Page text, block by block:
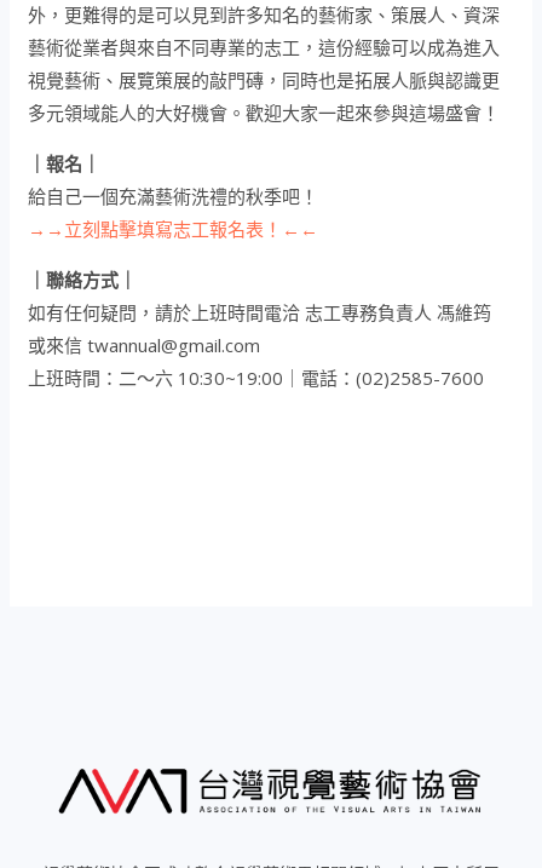
外，更難得的是可以見到許多知名的藝術家、策展人、資深
藝術從業者與來自不同專業的志工，這份經驗可以成為進入
視覺藝術、展覽策展的敲門磚，同時也是拓展人脈與認識更
多元領域能人的大好機會。歡迎大家一起來參與這場盛會！
｜報名｜
給自己一個充滿藝術洗禮的秋季吧！
→→立刻點擊填寫志工報名表！←←
｜聯絡方式｜
如有任何疑問，請於上班時間電洽 志工專務負責人 馮維筠
或來信 twannual@gmail.com
上班時間：二～六 10:30~19:00｜電話：(02)2585-7600